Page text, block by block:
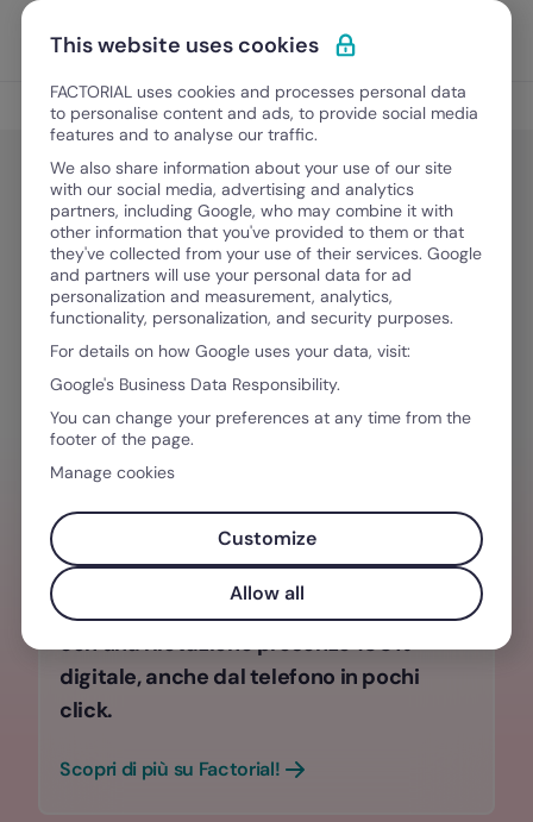
Vai al contenuto
Scopri Factorial
Rilevazione presenze
Rilevazione presenze
Marcatempo dipendenti: che cos’è
e perchè passare a un software di
rilevazione presenze per portare
impatto
27 Febbraio, 2026·6 minuti di lettura
VUOI SEMPLIFICARE IL TUO FLUSSO DI
Aumenta la produttività dei tuoi team
con una rilevazione presenze 100%
digitale, anche dal telefono in pochi
click.
Scopri di più su Factorial!
This website uses cookies
FACTORIAL uses cookies and processes personal data
to personalise content and ads, to provide social media
features and to analyse our traffic.
We also share information about your use of our site
with our social media, advertising and analytics
partners, including Google, who may combine it with
other information that you've provided to them or that
they've collected from your use of their services. Google
and partners will use your personal data for ad
personalization and measurement, analytics,
functionality, personalization, and security purposes.
For details on how Google uses your data, visit:
Google's Business Data Responsibility.
You can change your preferences at any time from the
footer of the page.
Manage cookies
Customize
Allow all